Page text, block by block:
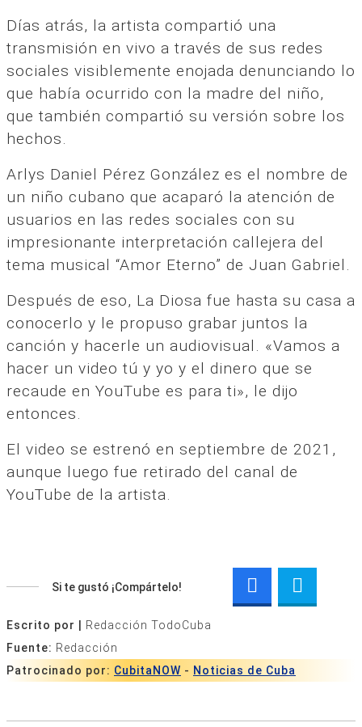
Días atrás, la artista compartió una
transmisión en vivo a través de sus redes
sociales visiblemente enojada denunciando lo
que había ocurrido con la madre del niño,
que también compartió su versión sobre los
hechos.
Arlys Daniel Pérez González es el nombre de
un niño cubano que acaparó la atención de
usuarios en las redes sociales con su
impresionante interpretación callejera del
tema musical “Amor Eterno” de Juan Gabriel.
Después de eso, La Diosa fue hasta su casa a
conocerlo y le propuso grabar juntos la
canción y hacerle un audiovisual. «Vamos a
hacer un video tú y yo y el dinero que se
recaude en YouTube es para ti», le dijo
entonces.
El video se estrenó en septiembre de 2021,
aunque luego fue retirado del canal de
YouTube de la artista.
Si te gustó ¡Compártelo!
Escrito por |
Redacción TodoCuba
Fuente: Redacción
Patrocinado por: CubitaNOW - Noticias de Cuba